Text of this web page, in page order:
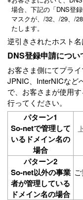
場合、下記の「DNS登
マスクが、/32、/29、/
たします。
逆引きされたホスト名
DNS登録申請につい
お客さま側にてプラ
JPNIC、InterNICなど
で、お客さまが使用
行ってください。
パターン1
So-netで管理して
いるドメイン名の
場合
パターン2
So-net以外の事業
者が管理している
ドメイン名の場合